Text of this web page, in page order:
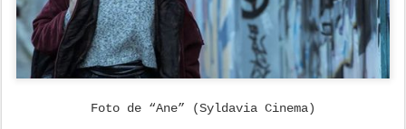
Foto de “Ane” (Syldavia Cinema)